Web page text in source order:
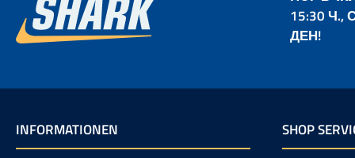
като Flex XCE или Rupes LK900 Mille.
Използването с ротационни
полиращи машини увеличава
ефективността и позволява
предотвратява загуба на енергия
пасти като Sonax, Meguiars, Koch
Chemie, 3D и Effectum. Наличен за
размери: Клееща
130/
на
висока
15:30
ДЕН!
INFORMATIONEN SHOP